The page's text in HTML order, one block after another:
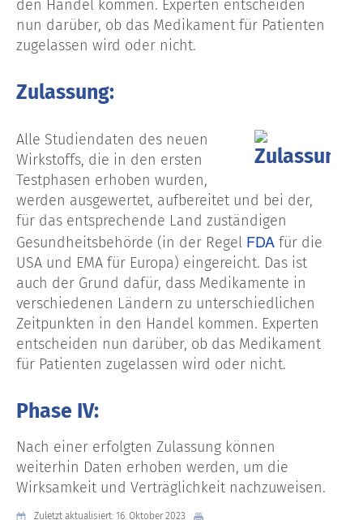
den Handel kommen. Experten entscheiden
nun darüber, ob das Medikament für Patienten
zugelassen wird oder nicht.
Zulassung:
Alle Studiendaten des neuen
Wirkstoffs, die in den ersten
Testphasen erhoben wurden,
werden ausgewertet, aufbereitet und bei der,
für das entsprechende Land zuständigen
Gesundheitsbehörde (in der Regel FDA für die
USA und EMA für Europa) eingereicht. Das ist
auch der Grund dafür, dass Medikamente in
verschiedenen Ländern zu unterschiedlichen
Zeitpunkten in den Handel kommen. Experten
entscheiden nun darüber, ob das Medikament
für Patienten zugelassen wird oder nicht.
Phase IV:
Nach einer erfolgten Zulassung können
weiterhin Daten erhoben werden, um die
Wirksamkeit und Verträglichkeit nachzuweisen.
Zuletzt aktualisiert: 16. Oktober 2023